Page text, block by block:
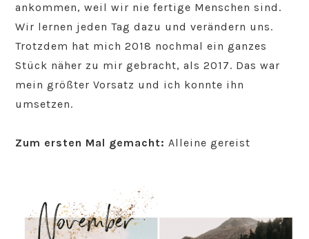
ankommen, weil wir nie fertige Menschen sind.
Wir lernen jeden Tag dazu und verändern uns.
Trotzdem hat mich 2018 nochmal ein ganzes
Stück näher zu mir gebracht, als 2017. Das war
mein größter Vorsatz und ich konnte ihn
umsetzen.
Zum ersten Mal gemacht:Alleine gereist